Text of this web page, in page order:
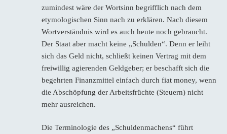
zumindest wäre der Wortsinn begrifflich nach dem
etymologischen Sinn nach zu erklären. Nach diesem
Wortverständnis wird es auch heute noch gebraucht.
Der Staat aber macht keine „Schulden“. Denn er leiht
sich das Geld nicht, schließt keinen Vertrag mit dem
freiwillig agierenden Geldgeber; er beschafft sich die
begehrten Finanzmittel einfach durch fiat money, wenn
die Abschöpfung der Arbeitsfrüchte (Steuern) nicht
mehr ausreichen.
Die Terminologie des „Schuldenmachens“ führt